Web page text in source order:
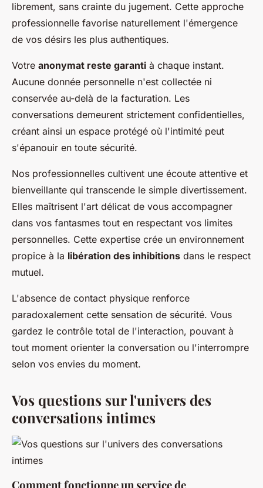
librement, sans crainte du jugement. Cette approche
professionnelle favorise naturellement l'émergence
de vos désirs les plus authentiques.
Votre anonymat reste garanti à chaque instant.
Aucune donnée personnelle n'est collectée ni
conservée au-delà de la facturation. Les
conversations demeurent strictement confidentielles,
créant ainsi un espace protégé où l'intimité peut
s'épanouir en toute sécurité.
Nos professionnelles cultivent une écoute attentive et
bienveillante qui transcende le simple divertissement.
Elles maîtrisent l'art délicat de vous accompagner
dans vos fantasmes tout en respectant vos limites
personnelles. Cette expertise crée un environnement
propice à la libération des inhibitions dans le respect
mutuel.
L'absence de contact physique renforce
paradoxalement cette sensation de sécurité. Vous
gardez le contrôle total de l'interaction, pouvant à
tout moment orienter la conversation ou l'interrompre
selon vos envies du moment.
Vos questions sur l'univers des
conversations intimes
Comment fonctionne un service de